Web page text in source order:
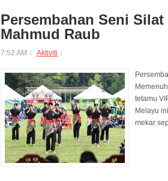
Persembahan Seni
Mahmud Raub
7:52 AM Aktiviti
tetamu
Melayu
mekar